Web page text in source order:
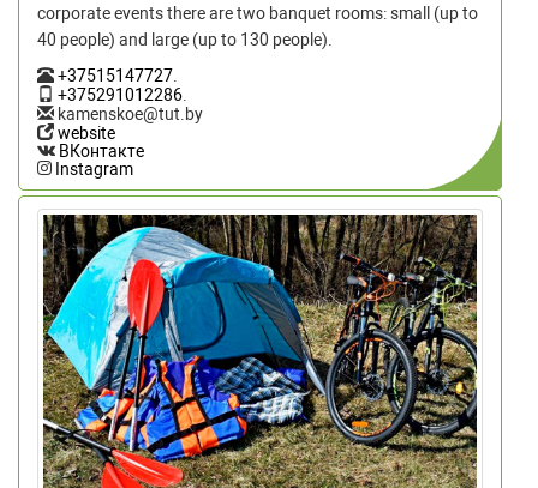
corporate events there are two banquet rooms: small (up to
40 people) and large (up to 130 people).
+37515147727.
+375291012286.
kamenskoe@tut.by
website
ВКонтакте
Instagram